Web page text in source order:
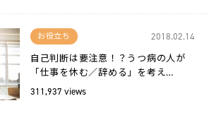
お役立ち
2018.02.14
自己判断は要注意！？うつ病の人が
「仕事を休む／辞める」を考え…
311,937 views